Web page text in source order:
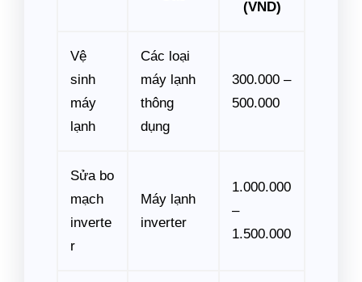
(VND)
Vệ
sinh
máy
lạnh
Các loại
máy lạnh
thông
dụng
300.000 –
500.000
Sửa bo
mạch
inverte
r
Máy lạnh
inverter
1.000.000
–
1.500.000